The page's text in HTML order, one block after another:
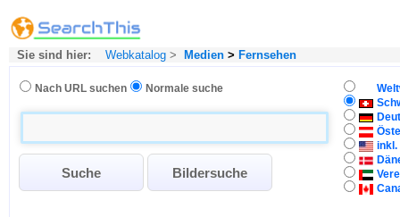
Sie sind hier: Webkatalog > Medien > Fernsehen
Nach URL suchen Normale suche
inkl.